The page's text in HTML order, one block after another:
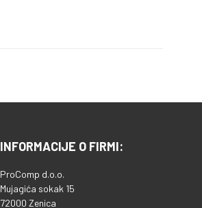
INFORMACIJE O FIRMI:
ProComp d.o.o.
Mujagića sokak 15
72000 Zenica